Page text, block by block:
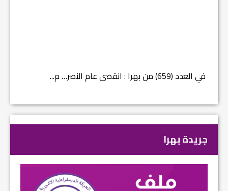
في العدد (659) من بهرا : انقضى عام النصر… م...
جريدة بهرا